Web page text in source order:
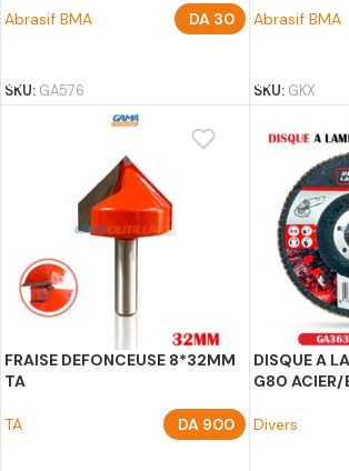
Abrasif BMA DA30
SKU: GA576
Abrasif BMA
SKU: GKX
FRAISE DEFONCEUSE 8*32MM
TA
TA DA900
DISQUE A
G80 ACIER/
Divers